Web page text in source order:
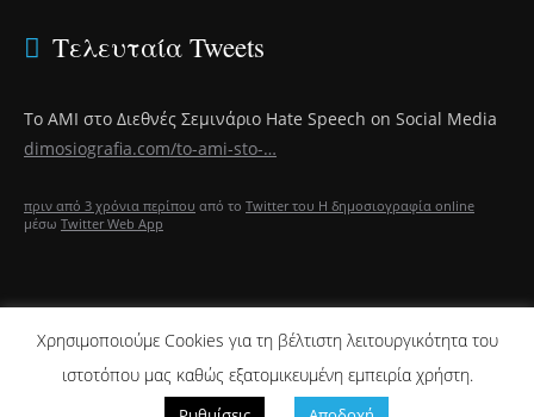
Τελευταία Tweets
Το ΑΜΙ στο Διεθνές Σεμινάριο Hate Speech on Social Media
dimosiografia.com/to-ami-sto-…
πριν από 3 χρόνια περίπου από το Twitter του Η δημοσιογραφία online
μέσω Twitter Web App
2022 Ⓒ dimosiografia.com -dimosiografia@dimosiografia. -
Χρησιμοποιούμε Cookies για τη βέλτιστη λειτουργικότητα του
ιστοτόπου μας καθώς εξατομικευμένη εμπειρία χρήστη.